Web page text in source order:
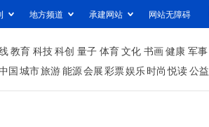
地方频道 承建网站 网站无障碍
教育 科技科创 量子 体育文化 书画健康 军事
国城市旅游能源会展彩票娱乐时尚 悦读公益